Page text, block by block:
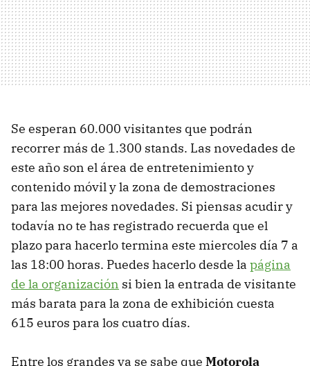
Se esperan 60.000 visitantes que podrán
recorrer más de 1.300 stands. Las novedades de
este año son el área de entretenimiento y
contenido móvil y la zona de demostraciones
para las mejores novedades. Si piensas acudir y
todavía no te has registrado recuerda que el
plazo para hacerlo termina este miercoles día 7 a
las 18:00 horas. Puedes hacerlo desde la página
de la organización si bien la entrada de visitante
más barata para la zona de exhibición cuesta
615 euros para los cuatro días.
Entre los grandes ya se sabe que Motorola